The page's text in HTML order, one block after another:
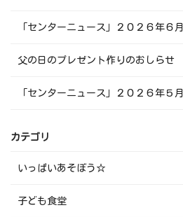
「センターニュース」２０２６年６
父の日のプレゼント作りのおしらせ
「センターニュース」２０２６年５
カテゴリ
いっぱいあそぼう☆
子ども食堂